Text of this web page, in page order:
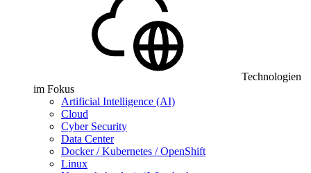
Technologien
im Fokus
Artificial Intelligence (AI)
Cloud
Cyber Security
Data Center
Docker / Kubernetes / OpenShift
Linux